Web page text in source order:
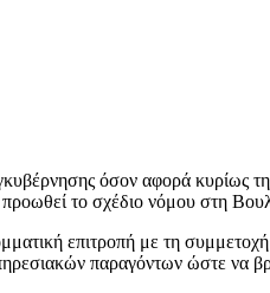
όσον αφορά κυρίως
το σχέδιο νόμου στη
επιτροπή με τη
παραγόντων ώστε να